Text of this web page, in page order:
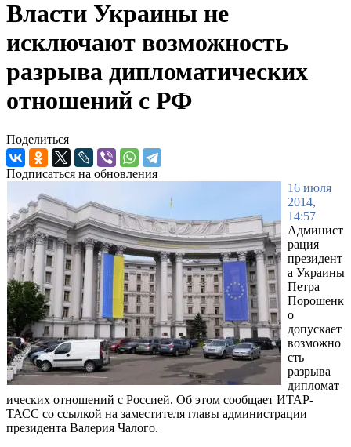
Власти Украины не
исключают возможность
разрыва дипломатических
отношений с РФ
Поделиться
Подписаться на обновления
16 июля
2014,
14:57
Админист
рация
президент
а Украины
Петра
Порошенк
о
допускает
возможно
сть
разрыва
дипломат
ических отношений с Россией. Об этом сообщает ИТАР-
ТАСС со ссылкой на заместителя главы администрации
президента Валерия Чалого.